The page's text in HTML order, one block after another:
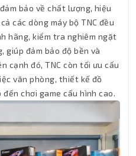
bảo về chất lượng, hiệu
các dòng máy bộ TNC đều
hãng, kiểm tra nghiêm ngặt
giúp đảm bảo độ bền và
cạnh đó, TNC còn tối ưu cấu
văn phòng, thiết kế đồ
chơi game cấu hình cao.
tức thì